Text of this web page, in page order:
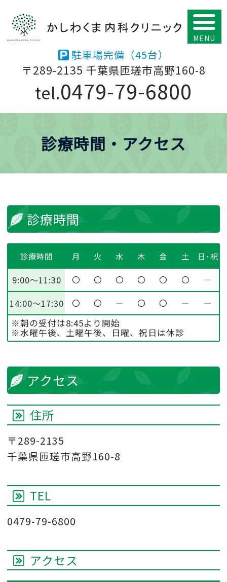
駐車場完備（45台）
〒289-2135 千葉県匝瑳市高野160-8
tel.0479-79-6800
診療時間・アクセス
診療時間
※朝の受付は8:45より開始
※水曜午後、土曜午後、日曜、祝日は休診
診療時間 月 火 水 木 金 土 日･祝
9:00～11:30 〇 〇 〇 〇 〇 〇 ―
14:00～17:30 〇 〇 ― 〇 〇 ― ―
アクセス
住所
〒289-2135
千葉県匝瑳市高野160-8
TEL
0479-79-6800
アクセス